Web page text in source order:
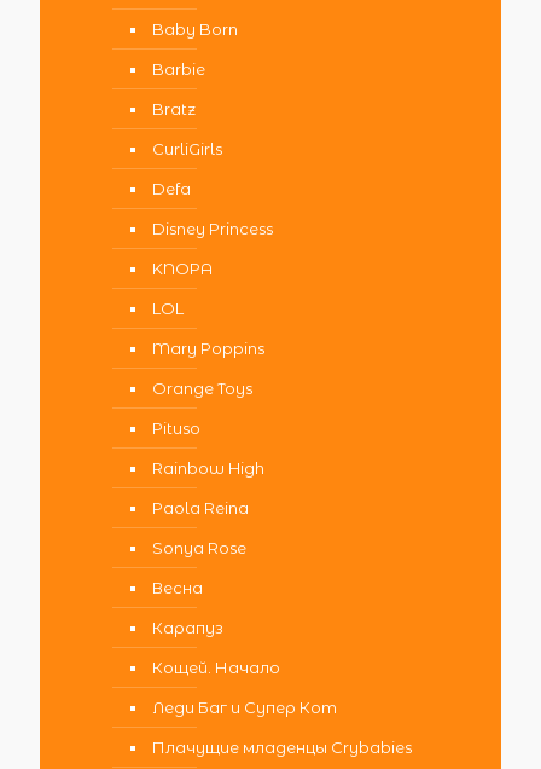
Baby Born
Barbie
Bratz
CurliGirls
Defa
Disney Princess
KNOPA
LOL
Mary Poppins
Orange Toys
Pituso
Rainbow High
Paola Reina
Sonya Rose
Весна
Карапуз
Кощей. Начало
Леди Баг и Супер Кот
Плачущие младенцы Crybabies